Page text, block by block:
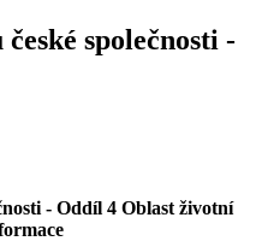
společnosti -
- Oddíl 4 Oblast životní